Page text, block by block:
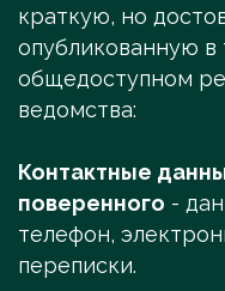
краткую, но
опубликованную в
общедоступном
ведомства:
Контактные
поверенного -
телефон,
переписки.